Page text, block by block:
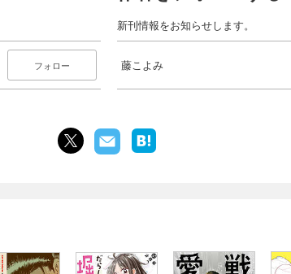
フォロー
新刊情報をお知らせします。
藤こよみ